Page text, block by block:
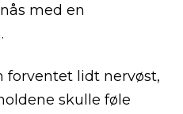
med en
forventet lidt nervøst,
skulle føle